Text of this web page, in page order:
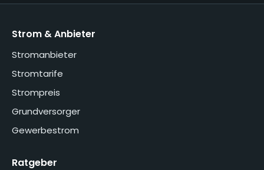
Strom & Anbieter
Stromanbieter
Stromtarife
Strompreis
Grundversorger
Gewerbestrom
Ratgeber